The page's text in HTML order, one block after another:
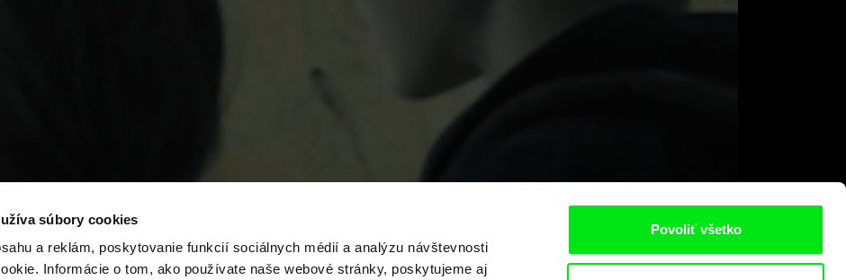
súbory cookies
a reklám, poskytovanie funkcií sociálnych médií a analýzu návštevnosti
Informácie o tom, ako používate naše webové stránky, poskytujeme aj
Povoliť všetko